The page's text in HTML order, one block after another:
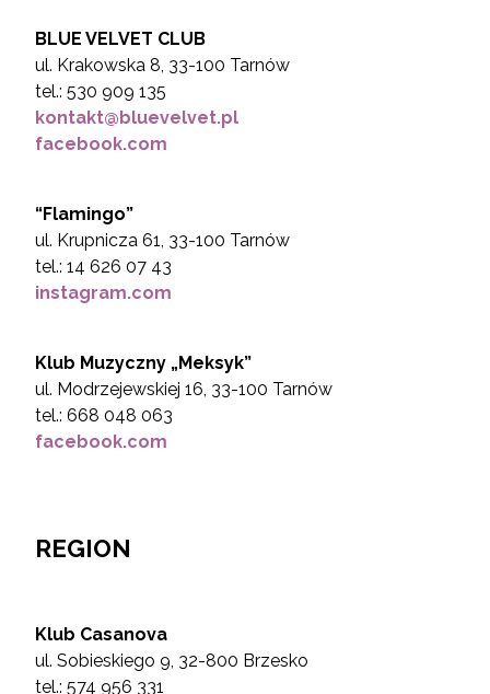
BLUE VELVET CLUB
ul. Krakowska 8, 33-100 Tarnów
tel.: 530 909 135
kontakt@bluevelvet.pl
facebook.com
“Flamingo”
ul. Krupnicza 61, 33-100 Tarnów
tel.: 14 626 07 43
instagram.com
Klub Muzyczny „Meksyk”
ul. Modrzejewskiej 16, 33-100 Tarnów
tel.: 668 048 063
facebook.com
REGION
Klub Casanova
ul. Sobieskiego 9, 32-800 Brzesko
tel.: 574 956 331